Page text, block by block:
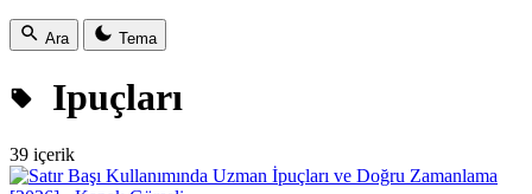
Ara Tema
Ipuçları
39 içerik